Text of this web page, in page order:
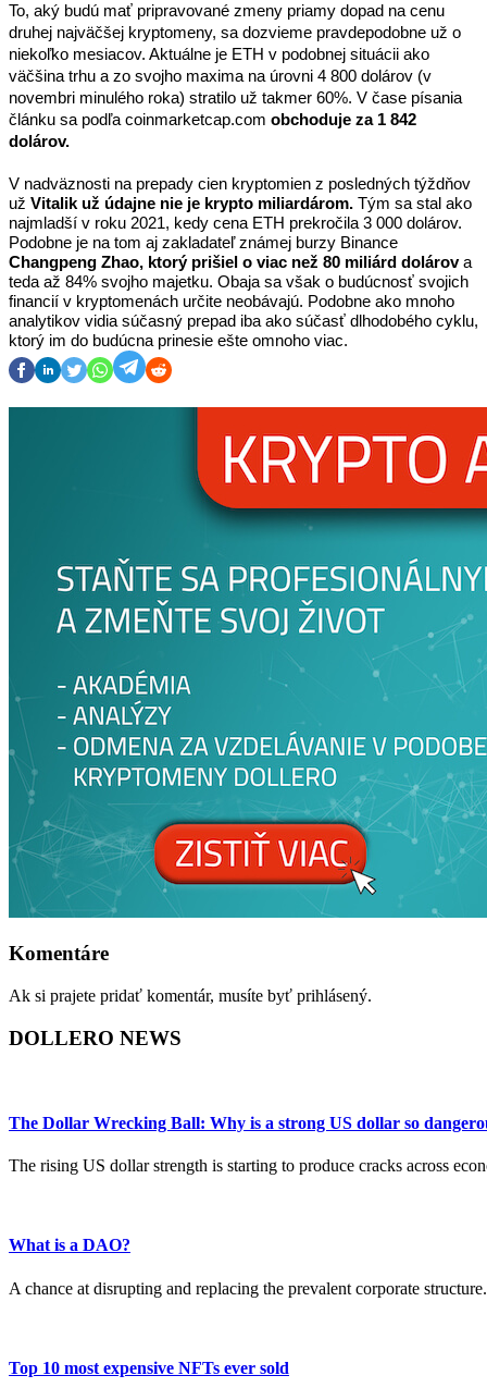
To, aký budú mať pripravované zmeny priamy dopad na cenu
druhej najväčšej kryptomeny, sa dozvieme pravdepodobne už o
niekoľko mesiacov. Aktuálne je ETH v podobnej situácii ako
väčšina trhu a zo svojho maxima na úrovni 4 800 dolárov (v
novembri minulého roka) stratilo už takmer 60%. V čase písania
článku sa podľa coinmarketcap.com obchoduje za 1 842
dolárov.
V nadväznosti na prepady cien kryptomien z posledných týždňov
už Vitalik už údajne nie je krypto miliardárom. Tým sa stal ako
najmladší v roku 2021, kedy cena ETH prekročila 3 000 dolárov.
Changpeng Zhao, ktorý prišiel o viac než 80 miliárd dolárov a
teda až 84% svojho majetku. Obaja sa však o budúcnosť svojich
financií v kryptomenách určite neobávajú. Podobne ako mnoho
analytikov vidia súčasný prepad iba ako súčasť dlhodobého cyklu,
ktorý im do budúcna prinesie ešte omnoho viac.
Komentáre
Ak si prajete pridať komentár, musíte byť prihlásený.
DOLLERO NEWS
The Dollar Wrecking Ball: Why is a strong US dollar so
The rising US dollar strength is starting to produce cracks across
What is a DAO?
A chance at disrupting and replacing the prevalent corporate structure.
Top 10 most expensive NFTs ever sold